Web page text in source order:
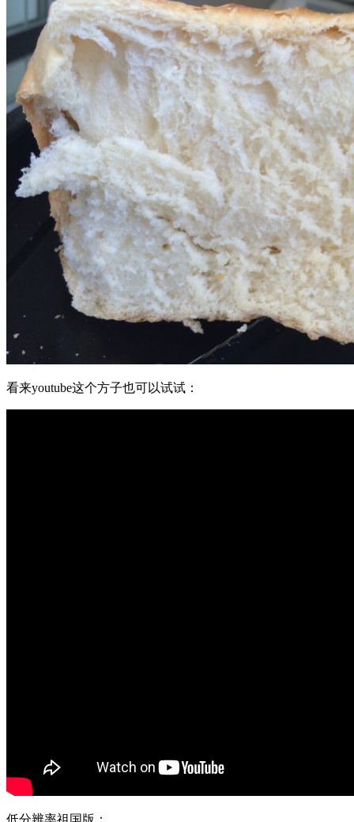
看来youtube这个方子也可以试试：
低分辨率祖国版：